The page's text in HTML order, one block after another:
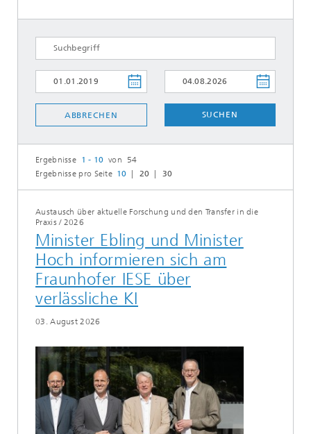
ABBRECHEN SUCHEN
Ergebnisse 1 - 10 von 54
Ergebnisse pro Seite 10 20 30
Austausch über aktuelle Forschung und den Transfer in die
Praxis/ 2026
Minister Ebling und Minister
Hoch informieren sich am
Fraunhofer IESE über
verlässliche KI
03. August 2026